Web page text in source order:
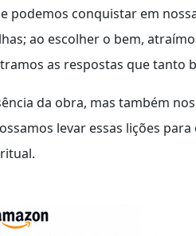
podemos conquistar em
ao escolher o bem,
as respostas que tanto
da obra, mas também
levar essas lições